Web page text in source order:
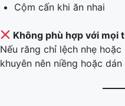
Cộm cấn khi ăn nhai
Không phù hợp với mọi
Nếu răng chỉ lệch nhẹ
khuyên nên niềng hoặc